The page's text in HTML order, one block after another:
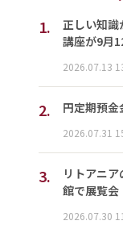
1.
正しい知
講座が9月
2026.07.13
2. 円定期預
2026.07.31
3.
リトアニ
館で展覧会
2026.07.30